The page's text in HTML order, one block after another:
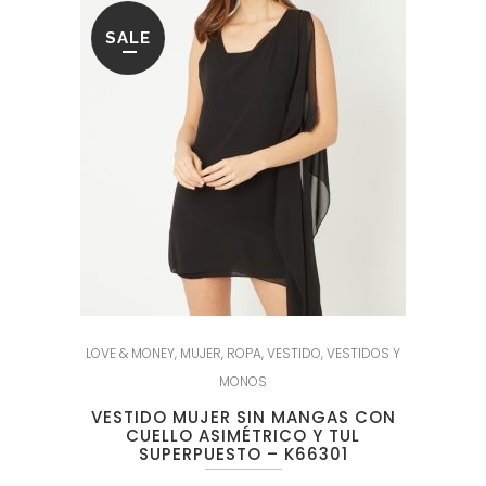
SALE
LOVE & MONEY, MUJER, ROPA,VESTIDO,VESTIDOS Y
MONOS
VESTIDO MUJER SIN MANGAS CON
CUELLO ASIMÉTRICO Y TUL
SUPERPUESTO – K66301